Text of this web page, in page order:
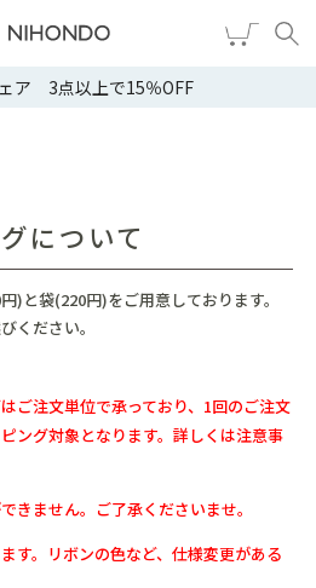
ア 3点以上で15％OFF
について
)と袋(220円)をご用意しております。
ください。
ご注文単位で承っており、 1回のご注文
ング対象となります。詳しくは注意事
きません。ご了承くださいませ。
す。リボンの色など、仕様変更がある
ログイン